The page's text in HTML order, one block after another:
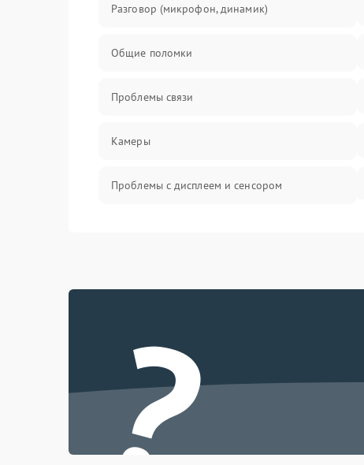
Разговор (микрофон, динамик)
Общие поломки
Проблемы связи
Камеры
Проблемы с дисплеем и сенсором
аккумулятором
?